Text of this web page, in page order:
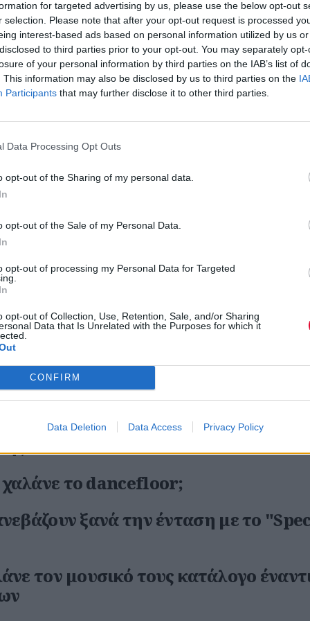
for targeted advertising by us, please use the below opt-out
selection. Please note that after your opt-out request is processed
interest-based ads based on personal information utilized by us
to third parties prior to your opt-out. You may separately
of your personal information by third parties on the IAB’s list of
This information may also be disclosed by us to third parties on the
Participants that may further disclose it to other third parties.
Data Processing Opt Outs
opt-out of the Sharing of my personal data.
opt-out of the Sale of my Personal Data.
opt-out of processing my Personal Data for Targeted
opt-out of Collection, Use, Retention, Sale, and/or Sharing
Data that Is Unrelated with the Purposes for which it
CONFIRM
Data Deletion Data Access Privacy Policy
Αλέξανδρος του ΦΚΘ είναι η
στο ελληνικό καλοκαίρι που
όμως ουσιαστικού σεναρίου
Αγγελάκας προτείνει νέους
μαζί τους
θα δούμε μέσα στο 2027
με το Christine and the
“Dancing in Babylon”
ιστορία ως η πρώτη μαύρη γυναίκα
Country Chart του Billboard με το
‘Em”
των Big Thief μοιράζεται το video
“Fool”
των Drab Majesty μύησαν την
wave και το σκότος
live στο FLOYD!
το dancefloor;
ξανά την ένταση με το
τον μουσικό τους κατάλογο